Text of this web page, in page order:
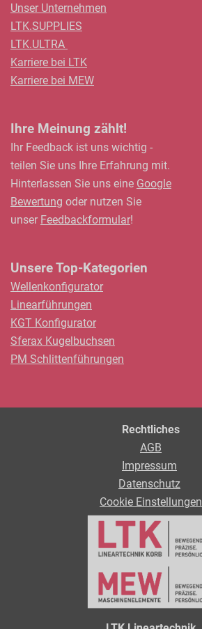
Unser Unternehmen
LTK.SUPPLIES
LTK.ULTRA
Karriere bei LTK
Karriere bei MEW
Ihre Meinung zählt!
Ihr Feedback ist uns wichtig -
teilen Sie uns Ihre Erfahrung mit.
Hinterlassen Sie uns eine Google
Bewertung oder nutzen Sie
unser Feedbackformular!
Unsere Top-Kategorien
Wellenkonfigurator
Linearführungen
KGT Konfigurator
Sferax Kugelbuchsen
PM Schlittenführungen
Rechtliches
AGB
Impressum
Datenschutz
Cookie Einstellungen